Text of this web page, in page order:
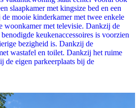
slaapkamer met kingsize bed en een
mooie kinderkamer met twee enkele
woonkamer met televisie. Dankzij de
keukenaccessoires is voorzien
bezigheid is. Dankzij de
wastafel en toilet. Dankzij het ruime
de eigen parkeerplaats bij de